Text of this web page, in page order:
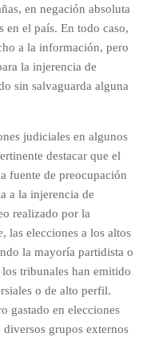
en negación absoluta
en el país. En todo caso,
a la información, pero
la injerencia de
sin salvaguarda alguna
judiciales en algunos
destacar que el
fuente de preocupación
a la injerencia de
realizado por la
, las elecciones a los altos
la mayoría partidista o
tribunales han emitido
o de alto perfil.
gastado en elecciones
grupos externos